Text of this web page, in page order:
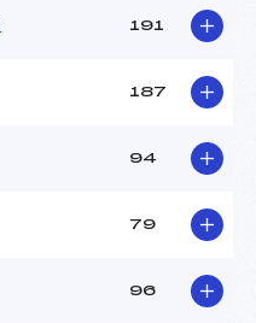
191
187
94
79
96